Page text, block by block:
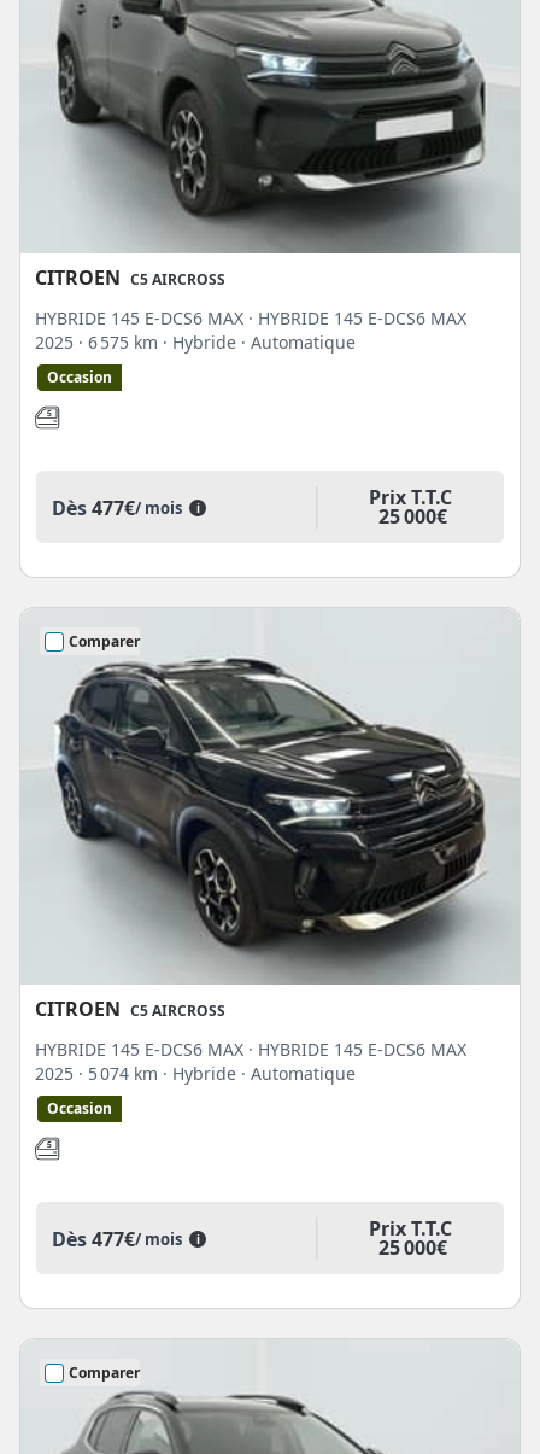
CITROEN C5 AIRCROSS
HYBRIDE 145 E-DCS6 MAX · HYBRIDE 145 E-DCS6 MAX
2025 · 6 575 km · Hybride · Automatique
Occasion
Dès477€/ mois i Prix T.T.C
25 000€
Comparer
CITROEN C5 AIRCROSS
HYBRIDE 145 E-DCS6 MAX · HYBRIDE 145 E-DCS6 MAX
2025 · 5 074 km · Hybride · Automatique
Occasion
Dès477€/ mois i Prix T.T.C
25 000€
Comparer